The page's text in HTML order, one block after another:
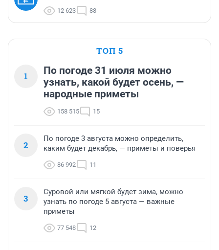
12 623 88
ТОП 5
1
По погоде 31 июля можно
узнать, какой будет осень, —
народные приметы
158 515 15
2
По погоде 3 августа можно определить,
каким будет декабрь, — приметы и поверья
86 992 11
3
Суровой или мягкой будет зима, можно
узнать по погоде 5 августа — важные
приметы
77 548 12